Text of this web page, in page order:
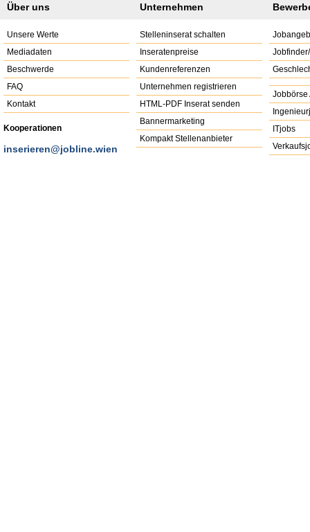
Über uns
Unsere Werte
Mediadaten
Beschwerde
FAQ
Kontakt
Kooperationen
inserieren@jobline.wien
Unternehmen
Stelleninserat schalten
Inseratenpreise
Kundenreferenzen
Unternehmen registrieren
HTML-PDF Inserat senden
Bannermarketing
Kompakt Stellenanbieter
Jobbörse
ITjobs